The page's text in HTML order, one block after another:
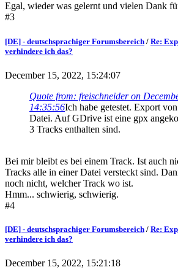
Egal, wieder was gelernt und vielen Dank
#3
[DE] - deutschsprachiger Forumsbereich / Re:
verhindere ich das?
December 15, 2022, 15:24:07
Quote from: freischneider on
14:35:56Ich habe getestet. Export
Datei. Auf GDrive ist eine gpx
3 Tracks enthalten sind.
Bei mir bleibt es bei einem Track. Ist auch
Tracks alle in einer Datei versteckt sind.
noch nicht, welcher Track wo ist.
Hmm... schwierig, schwierig.
#4
[DE] - deutschsprachiger Forumsbereich / Re:
verhindere ich das?
December 15, 2022, 15:21:18